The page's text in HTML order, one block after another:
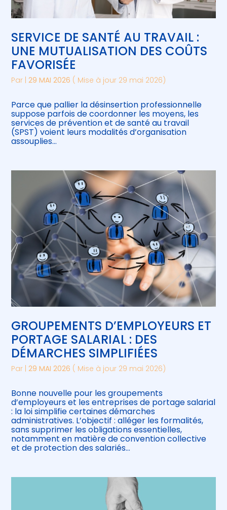
SERVICE DE SANTÉ AU TRAVAIL :
UNE MUTUALISATION DES COÛTS
FAVORISÉE
Par |29 MAI 2026 ( Mise à jour 29 mai 2026)
Parce que pallier la désinsertion professionnelle
suppose parfois de coordonner les moyens, les
services de prévention et de santé au travail
(SPST) voient leurs modalités d’organisation
assouplies…
GROUPEMENTS D’EMPLOYEURS ET
PORTAGE SALARIAL : DES
DÉMARCHES SIMPLIFIÉES
Par |29 MAI 2026 ( Mise à jour 29 mai 2026)
Bonne nouvelle pour les groupements
d’employeurs et les entreprises de portage salarial
: la loi simplifie certaines démarches
administratives. L’objectif : alléger les formalités,
sans supprimer les obligations essentielles,
notamment en matière de convention collective
et de protection des salariés…